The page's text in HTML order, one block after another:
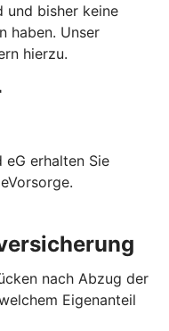
und bisher keine
haben. Unser
hierzu.
erhalten Sie
nach Abzug der
Eigenanteil